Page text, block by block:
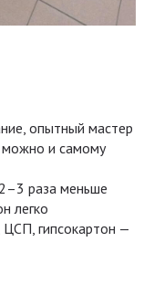
опытный мастер
можно и самому
раза меньше
легко
ЦСП, гипсокартон —